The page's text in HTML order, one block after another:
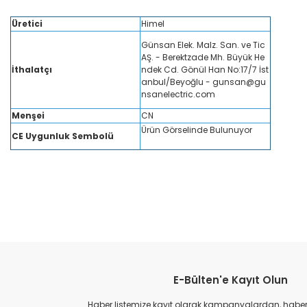
Üretici Himel
İthalatçı
Günsan Elek. Malz. San. ve Tic
AŞ. - Berektzade Mh. Büyük He
ndek Cd. Gönül Han No:17/7 İst
anbul/Beyoğlu - gunsan@gu
nsanelectric.com
Menşei
CN
CE Uygunluk Sembolü
Ürün Görselinde Bulunuyor
Ürün resmi kalitesiz, bozuk veya görüntülenemiyor.
Ürün açıklamasında eksik bilgiler bulunuyor.
E-Bülten'e Kayıt Olun
Haber listemize kayıt olarak kampanyalardan,